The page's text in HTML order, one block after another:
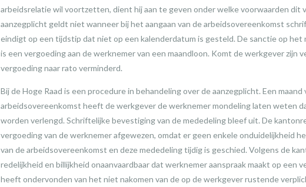
arbeidsrelatie wil voortzetten, dient hij aan te geven onder welke voorwaarden dit
aanzegplicht geldt niet wanneer bij het aangaan van de arbeidsovereenkomst
eindigt op een tijdstip dat niet op een kalenderdatum is gesteld. De sanctie op het
is een vergoeding aan de werknemer van een maandloon. Komt de werkgever zijn
vergoeding naar rato verminderd.
Bij de Hoge Raad is een procedure in behandeling over de aanzegplicht. Een
arbeidsovereenkomst heeft de werkgever de werknemer mondeling laten weten
worden verlengd. Schriftelijke bevestiging van de mededeling bleef uit. De
vergoeding van de werknemer afgewezen, omdat er geen enkele onduidelijkheid
van de arbeidsovereenkomst en deze mededeling tijdig is geschied. Volgens de
redelijkheid en billijkheid onaanvaardbaar dat werknemer aanspraak maakt op een
heeft ondervonden van het niet nakomen van de op de werkgever rustende